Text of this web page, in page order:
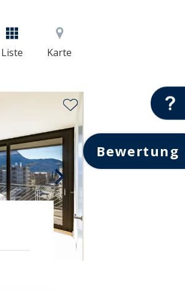
Bewertung
Liste Karte